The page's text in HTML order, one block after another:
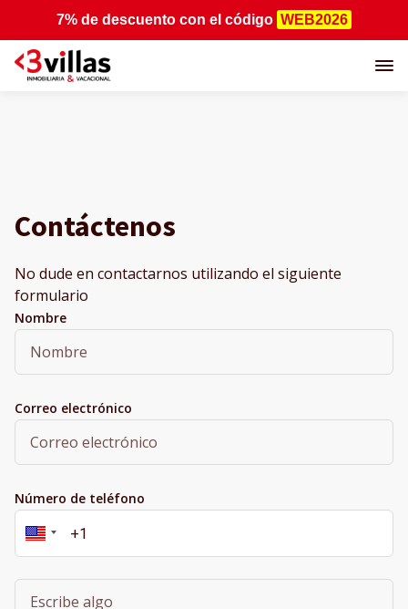
7% de descuento con el código WEB2026
Contáctenos
No dude en contactarnos utilizando el siguiente
formulario
Nombre
Correo electrónico
Número de teléfono